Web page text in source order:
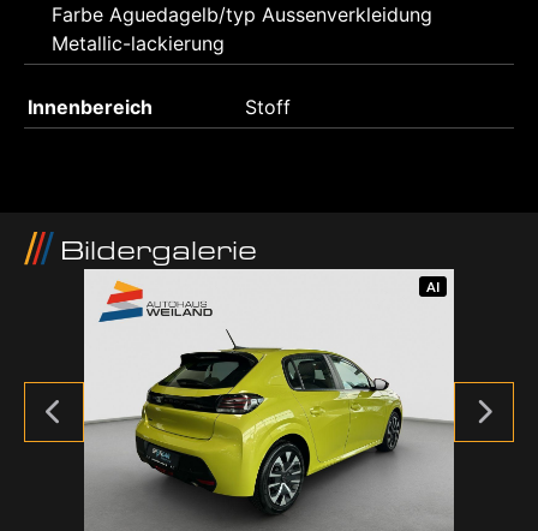
Farbe Aguedagelb/typ Aussenverkleidung
Metallic-lackierung
Innenbereich Stoff
Bildergalerie
AI